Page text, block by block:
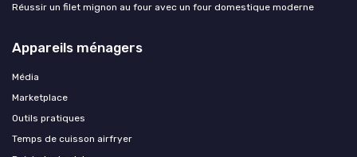
Réussir un filet mignon au four avec un four domestique moderne
Appareils ménagers
Média
Marketplace
Outils pratiques
Temps de cuisson airfryer